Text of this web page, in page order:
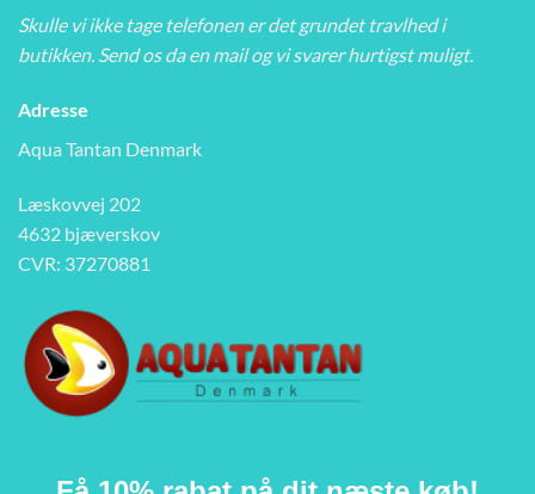
Skulle vi ikke tage telefonen er det grundet travlhed i
butikken. Send os da en mail og vi svarer hurtigst muligt.
Adresse
Aqua Tantan Denmark
Læskovvej 202
4632 bjæverskov
CVR: 37270881